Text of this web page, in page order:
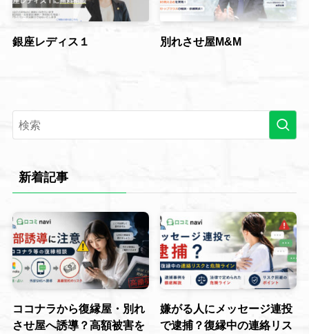
銀座レディス１ 別れさせ屋M&M
新着記事
ココナラから復縁屋・別れ
させ屋へ誘導？高額被害を
嫌がる人にメッセージ連投
で逮捕？復縁中の連絡リス